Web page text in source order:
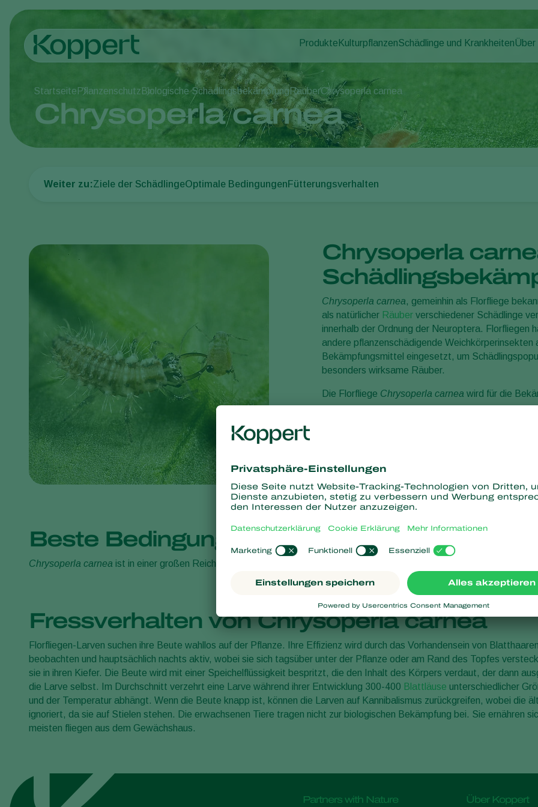
Produkte
Schädlingsbekämpfung
Krankheitsbekämpfung
Bestäubung
Pflanzenhilfsmittel
Ausbringtechnik
Monitoring
Kulturpflanzen
Zierpflanzen
Obst
Freilandgemüse
Landwirtschaftliche Kulturpflanzen
Schädlinge und Krankheiten
Pflanzenkrankheiten
Startseite Pflanzenschutz Biologische SchädlingsbekämpfungRäuberChrysoperla carnea
Chrysoperla carnea
Weiter zu:Ziele der SchädlingeOptimale Bedingungen Fütterungsverhalten
Chrysoperla
Chrysoperla carnea, gemeinhin als Florfliege
als natürlicher Räuber verschiedener Schädlinge
innerhalb der Ordnung der Neuroptera. Florfliegen
andere pflanzenschädigende Weichkörperinsekten
Bekämpfungsmittel eingesetzt, um
besonders wirksame Räuber.
Die Florfliege Chrysoperla carnea wird für die
Der natürliche FeindChrysoperla carnea ist bei
Beste Bedingungen für den Einsatz von
Chrysoperla carnea ist in einer großen Reichweite wirksam, auch bei niedrigen Temperaturen (durchschnittlich > 12 °C/
Fressverhalten von Chrysoperla carnea
Florfliegen-Larven suchen ihre Beute wahllos auf der Pflanze. Ihre Effizienz wird durch das Vorhandensein von
beobachten und hauptsächlich nachts aktiv, wobei sie sich tagsüber unter der Pflanze oder am Rand des Topfes
sie in ihren Kiefer. Die Beute wird mit einer Speichelflüssigkeit bespritzt, die den Inhalt des Körpers verdaut, der dann
die Larve selbst. Im Durchschnitt verzehrt eine Larve während ihrer Entwicklung 300-400 Blattläuse unterschiedlicher
und der Temperatur abhängt. Wenn die Beute knapp ist, können die Larven auf Kannibalismus zurückgreifen, wobei die
ignoriert, da sie auf Stielen stehen. Die erwachsenen Tiere tragen nicht zur biologischen Bekämpfung bei. Sie ernähren
meisten fliegen aus dem Gewächshaus.
Partners with Nature Über Koppert